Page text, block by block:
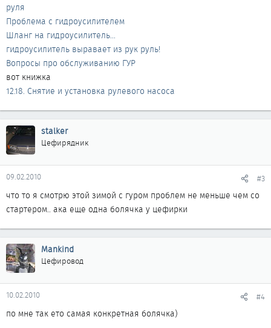
руля
Проблема с гидроусилителем
Шланг на гидроусилитель...
гидроусилитель выравает из рук руль!
Вопросы про обслуживанию ГУР
вот книжка
12.18. Снятие и установка рулевого насоса
stalker
Цефирядник
09.02.2010 #3
что то я смотрю этой зимой с гуром проблем не меньше чем со
стартером.. ака еще одна болячка у цефирки
Mankind
Цефировод
10.02.2010 #4
по мне так ето самая конкретная болячка)